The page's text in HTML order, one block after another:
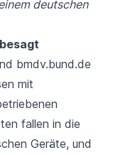
deutschen
bmdv.bund.de
mit
fallen in die
Geräte, und